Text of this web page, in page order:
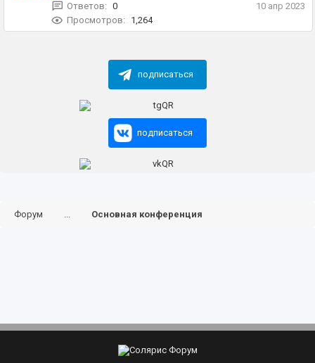
Ответов: 0
Просмотров:
1,264
10 апр 2023
подписаться
подписаться
Форум ... Основная конференция